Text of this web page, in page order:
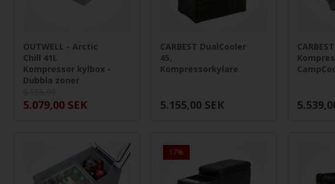
OUTWELL - Arctic
Chill 41L
Kompressor kylbox -
Dubbla zoner
5.079,00 SEK
CARBEST DualCooler
45,
Kompressorkylare
5.155,00 SEK
CARBEST
17%